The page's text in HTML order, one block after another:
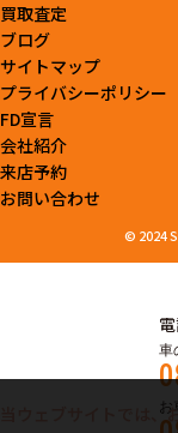
買取査定
ブログ
サイトマップ
プライバシーポリシー
FD宣言
会社紹介
来店予約
お問い合わせ
© 2024
車
お
当ウェブサイトでは